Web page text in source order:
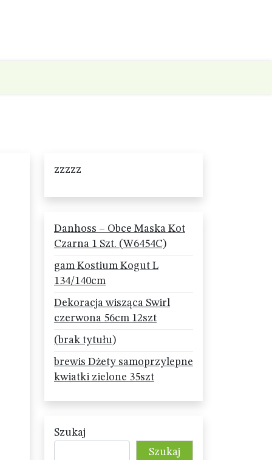
zzzzz
Danhoss – Obce Maska Kot
Czarna 1 Szt. (W6454C)
gam Kostium Kogut L
134/140cm
Dekoracja wisząca Swirl
czerwona 56cm 12szt
(brak tytułu)
brewis Dżety samoprzylepne
kwiatki zielone 35szt
Szukaj
Szukaj